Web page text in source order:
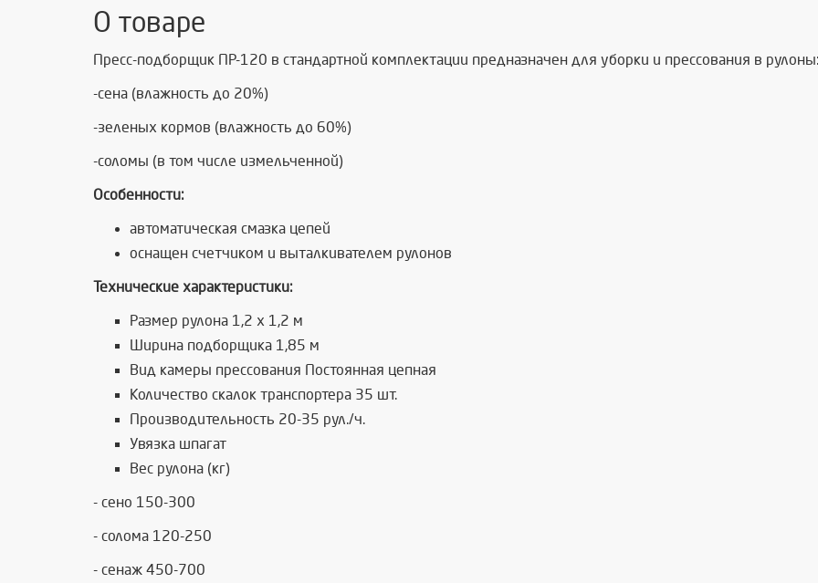
О товаре
Пресс-подборщик ПР-120 в стандартной комплектации предназначен для уборки и прессования в
-сена (влажность до 20%)
-зеленых кормов (влажность до 60%)
-соломы (в том числе измельченной)
Особенности:
автоматическая смазка цепей
оснащен счетчиком и выталкивателем рулонов
Технические характеристики:
Размер рулона 1,2 х 1,2 м
Ширина подборщика 1,85 м
Вид камеры прессования Постоянная цепная
Количество скалок транспортера 35 шт.
Производительность 20-35 рул./ч.
Увязка шпагат
Вес рулона (кг)
- сено 150-300
- солома 120-250
- сенаж 450-700